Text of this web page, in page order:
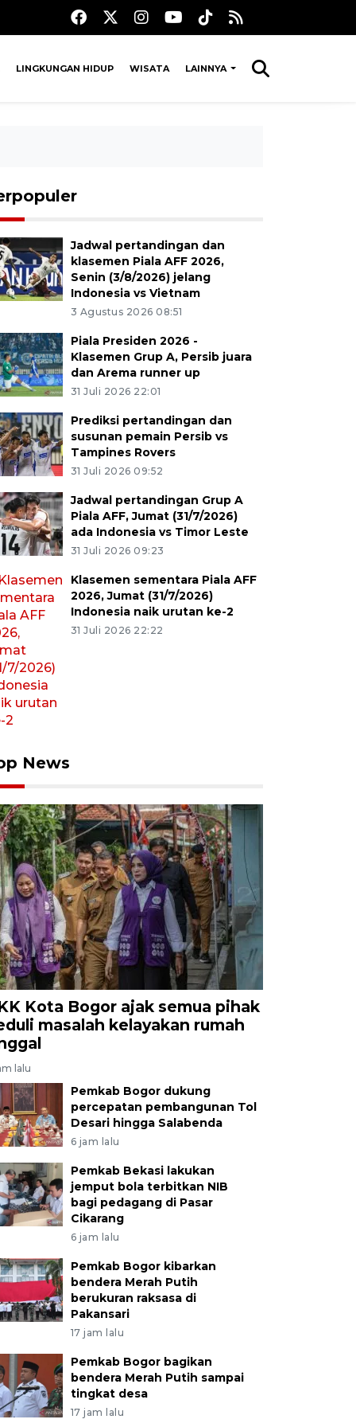
LINGKUNGAN HIDUP WISATA LAINNYA
Jadwal pertandingan dan
klasemen Piala AFF 2026,
Senin (3/8/2026) jelang
Indonesia vs Vietnam
3 Agustus 2026 08:51
Piala Presiden 2026 -
Klasemen Grup A, Persib juara
dan Arema runner up
31 Juli 2026 22:01
Prediksi pertandingan dan
susunan pemain Persib vs
Tampines Rovers
31 Juli 2026 09:52
Jadwal pertandingan Grup A
Piala AFF, Jumat (31/7/2026)
ada Indonesia vs Timor Leste
31 Juli 2026 09:23
Klasemen sementara Piala AFF
2026, Jumat (31/7/2026)
Indonesia naik urutan ke-2
31 Juli 2026 22:22
News
Kota Bogor ajak semua pihak
masalah kelayakan rumah
lalu
Pemkab Bogor dukung
percepatan pembangunan Tol
Desari hingga Salabenda
6 jam lalu
Pemkab Bekasi lakukan
jemput bola terbitkan NIB
bagi pedagang di Pasar
Cikarang
6 jam lalu
Pemkab Bogor kibarkan
bendera Merah Putih
berukuran raksasa di
Pakansari
17 jam lalu
Pemkab Bogor bagikan
bendera Merah Putih sampai
tingkat desa
17 jam lalu